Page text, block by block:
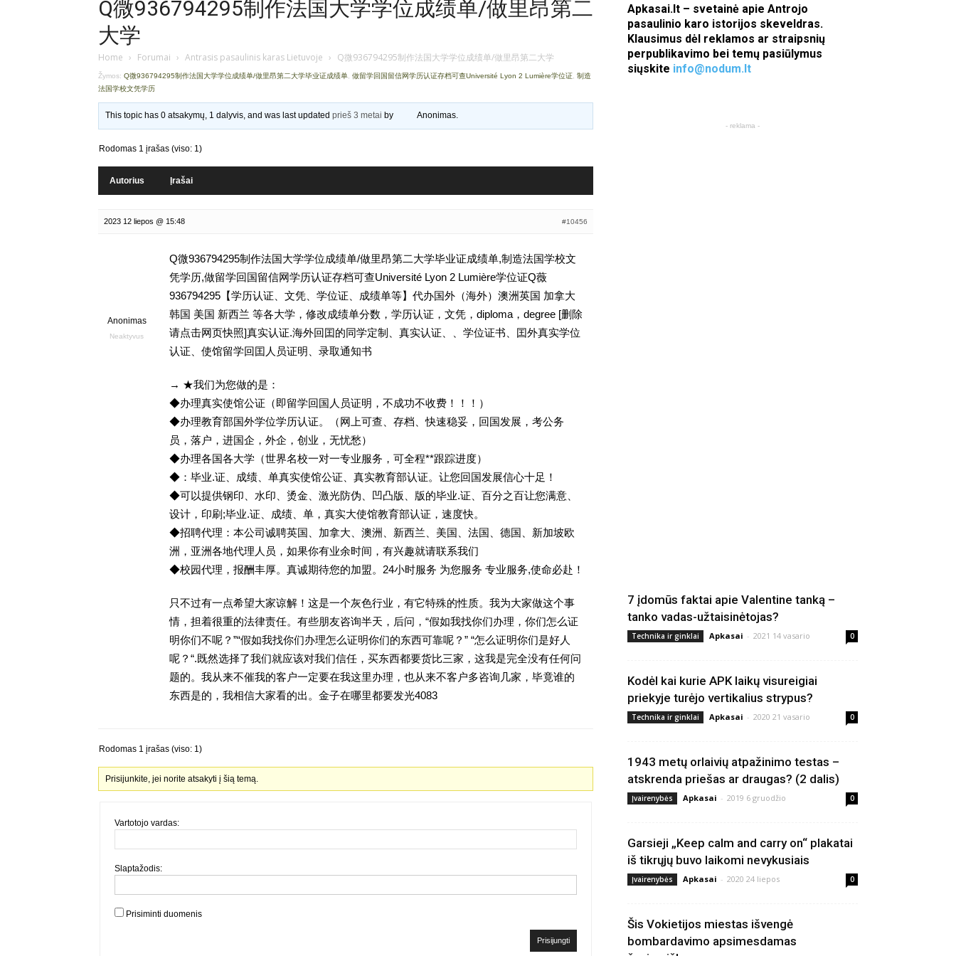
Q微936794295制作法国大学学位成绩单/做里昂第二
大学
Home › Forumai › Antrasis pasaulinis karas Lietuvoje › Q微936794295制作法国大学学位成绩单/做里昂第二大学
Žymos: Q微936794295制作法国大学学位成绩单/做里昂第二大学毕业证成绩单 做留学回国留信网学历认证存档可查Université Lyon 2 Lumière学位证 制造
法国学校文凭学历
This topic has 0 atsakymų, 1 dalyvis, and was last updatedprieš 3 metai by Anonimas.
Rodomas 1 įrašas (viso: 1)
Autorius Įrašai
2023 12 liepos @ 15:48 #10456
Anonimas
Neaktyvus
Q微936794295制作法国大学学位成绩单/做里昂第二大学毕业证成绩单,制造法国学校文
凭学历,做留学回国留信网学历认证存档可查Université Lyon 2 Lumière学位证Q薇
936794295【学历认证、文凭、学位证、成绩单等】代办国外（海外）澳洲英国 加拿大
韩国 美国 新西兰 等各大学，修改成绩单分数，学历认证，文凭，diploma，degree [删除
请点击网页快照]真实认证.海外回囯的同学定制、真实认证、、学位证书、囯外真实学位
认证、使馆留学回囯人员证明、录取通知书
→ ★我们为您做的是：
◆办理真实使馆公证（即留学回国人员证明，不成功不收费！！！）
◆办理教育部国外学位学历认证。（网上可查、存档、快速稳妥，回国发展，考公务
员，落户，进国企，外企，创业，无忧愁）
◆办理各国各大学（世界名校一对一专业服务，可全程**跟踪进度）
◆：毕业.证、成绩、单真实使馆公证、真实教育部认证。让您回国发展信心十足！
◆可以提供钢印、水印、烫金、激光防伪、凹凸版、版的毕业.证、百分之百让您满意、
设计，印刷;毕业.证、成绩、单，真实大使馆教育部认证，速度快。
◆招聘代理：本公司诚聘英国、加拿大、澳洲、新西兰、美国、法国、德国、新加坡欧
洲，亚洲各地代理人员，如果你有业余时间，有兴趣就请联系我们
◆校园代理，报酬丰厚。真诚期待您的加盟。24小时服务 为您服务 专业服务,使命必赴！
只不过有一点希望大家谅解！这是一个灰色行业，有它特殊的性质。我为大家做这个事
情，担着很重的法律责任。有些朋友咨询半天，后问，“假如我找你们办理，你们怎么证
明你们不呢？”“假如我找你们办理怎么证明你们的东西可靠呢？” “怎么证明你们是好人
呢？“.既然选择了我们就应该对我们信任，买东西都要货比三家，这我是完全没有任何问
题的。我从来不催我的客户一定要在我这里办理，也从来不客户多咨询几家，毕竟谁的
东西是的，我相信大家看的出。金子在哪里都要发光4083
Rodomas 1 įrašas (viso: 1)
Prisijunkite, jei norite atsakyti į šią temą.
Vartotojo vardas:
Slaptažodis:
Prisiminti duomenis
Prisijungti
Apkasai.lt – svetainė apie Antrojo
pasaulinio karo istorijos skeveldras.
Klausimus dėl reklamos ar straipsnių
perpublikavimo bei temų pasiūlymus
siųskite info@nodum.lt
- reklama -
7 įdomūs faktai apie Valentine tanką –
tanko vadas-užtaisinėtojas?
Technika ir ginklai Apkasai - 2021 14 vasario 0
Kodėl kai kurie APK laikų visureigiai
priekyje turėjo vertikalius strypus?
Technika ir ginklai Apkasai - 2020 21 vasario 0
1943 metų orlaivių atpažinimo testas –
atskrenda priešas ar draugas? (2 dalis)
Įvairenybės Apkasai - 2019 6 gruodžio 0
Garsieji „Keep calm and carry on“ plakatai
iš tikrųjų buvo laikomi nevykusiais
Įvairenybės Apkasai - 2020 24 liepos 0
Šis Vokietijos miestas išvengė
bombardavimo apsimesdamas